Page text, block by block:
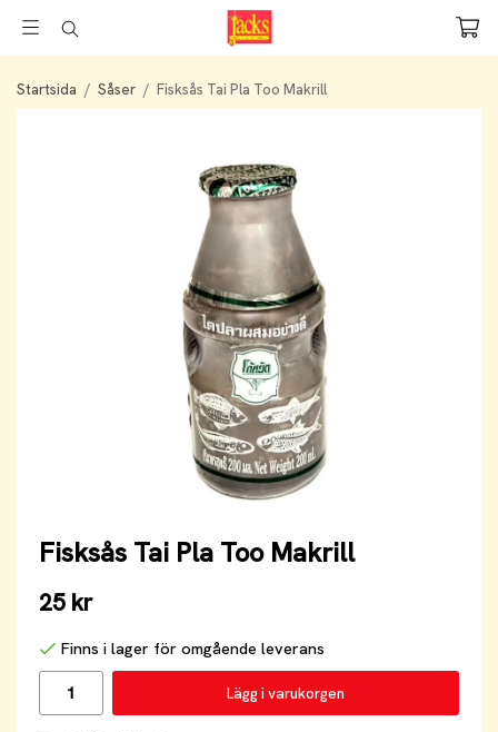
Startsida / Såser / Fisksås Tai Pla Too Makrill
Fisksås Tai Pla Too Makrill
25 kr
Finns i lager för omgående leverans
Lägg i varukorgen